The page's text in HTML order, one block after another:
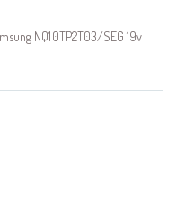
NQ10TP2T03/SEG 19v